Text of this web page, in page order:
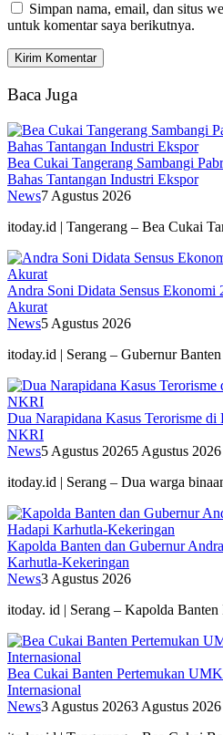
Simpan nama, email, dan situs
untuk komentar saya berikutnya.
Baca Juga
Bea Cukai Tangerang Sambangi
Bahas Tantangan Industri Ekspor
News7 Agustus 2026
itoday.id | Tangerang – Bea Cukai
Andra Soni Didata Sensus Ekonomi
Akurat
News5 Agustus 2026
itoday.id | Serang – Gubernur
Dua Narapidana Kasus Terorisme di
NKRI
News5 Agustus 20265 Agustus 2026
itoday.id | Serang – Dua warga
Kapolda Banten dan Gubernur
Karhutla-Kekeringan
News3 Agustus 2026
itoday. id | Serang – Kapolda
Bea Cukai Banten Pertemukan
Internasional
News3 Agustus 20263 Agustus 2026